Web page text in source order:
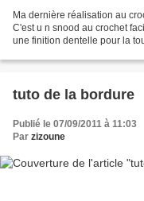
Ma dernière réalisation au
C'est u n snood au crochet
une finition dentelle pour la
tuto de la bordure
Publié le 07/09/2011 à 11:03
Par zizoune